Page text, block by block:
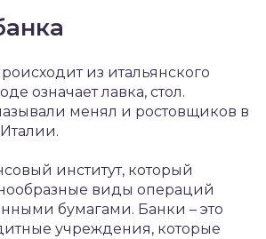
из итальянского
означает лавка, стол.
менял и ростовщиков в
институт, который
виды операций
бумагами. Банки – это
учреждения, которые